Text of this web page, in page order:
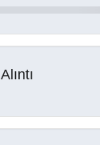
Alıntı